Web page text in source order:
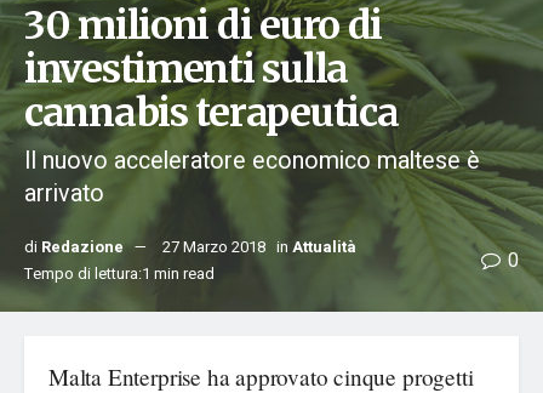
30 milioni di euro di
investimenti sulla
cannabis terapeutica
Il nuovo acceleratore economico maltese è
arrivato
di Redazione 27 Marzo 2018 in Attualità
Tempo di lettura:1 min read
0
Malta Enterprise ha approvato cinque progetti